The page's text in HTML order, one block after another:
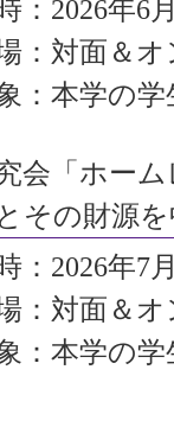
：2026年6
：対面＆
：本学の
会「ホー
その財源
：2026年7
：対面＆
：本学の